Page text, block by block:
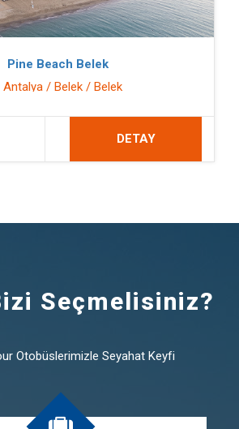
Pine Beach Belek
Antalya / Belek / Belek
DETAY
Seçmelisiniz?
Otobüslerimizle Seyahat Keyfi